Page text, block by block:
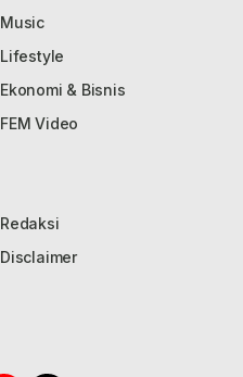
Music
Lifestyle
Ekonomi & Bisnis
FEM Video
Redaksi
Disclaimer